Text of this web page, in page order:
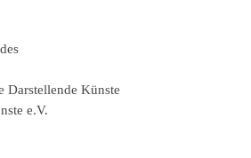
Darstellende Künste
e.V.